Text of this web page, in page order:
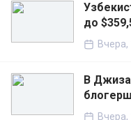
до
Вчера,
В
Вчера,